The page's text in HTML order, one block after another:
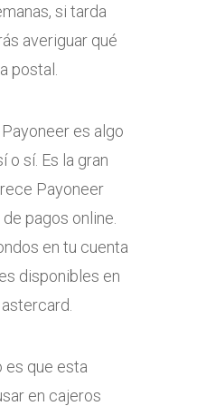
si tarda
averiguar qué
postal.
es algo
o sí. Es la gran
Payoneer
pagos online.
en tu cuenta
disponibles en
es que esta
en cajeros